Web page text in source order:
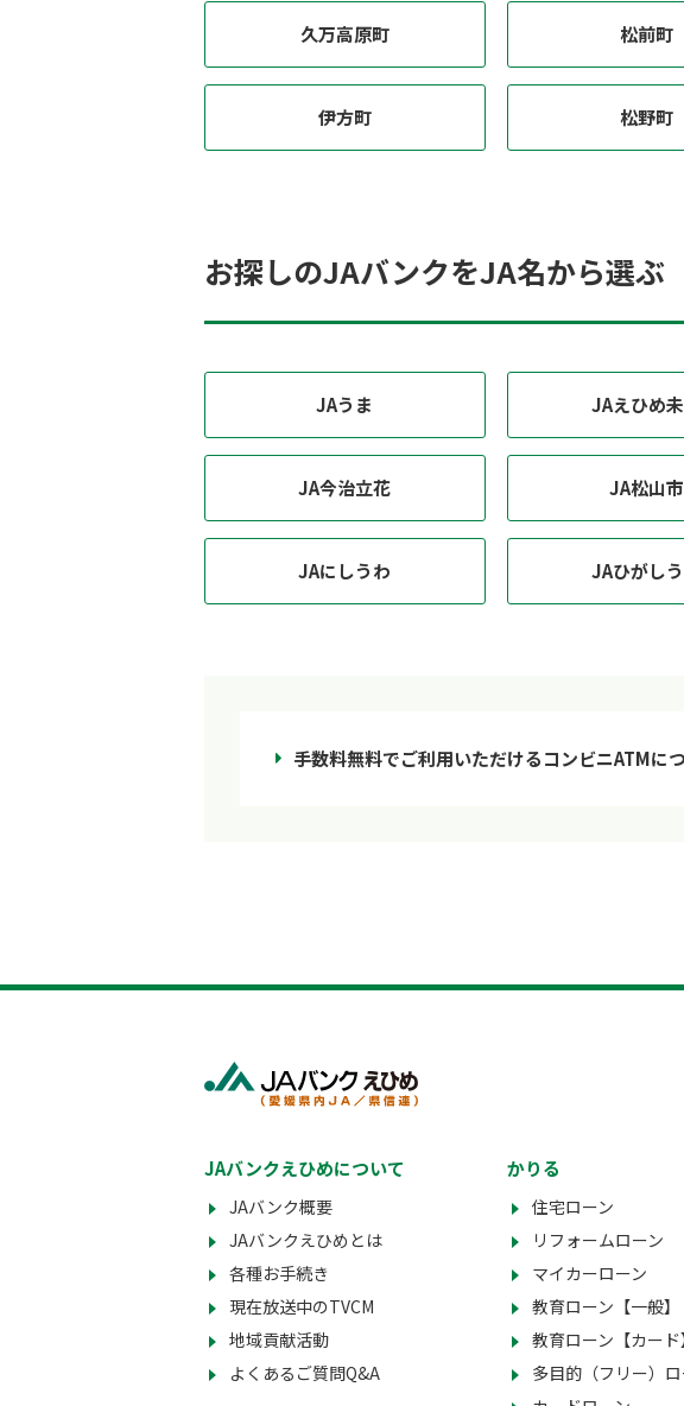
久万高原町 松前町
伊方町 松野町
お探しのJAバンクをJA名から選ぶ
JAうま JAえひめ
JA今治立花 JA松山市
JAにしうわ JAひがし
手数料無料でご利用いただけるコンビニATMに
JAバンクえひめについて
JAバンク概要
JAバンクえひめとは
各種お手続き
現在放送中のTVCM
地域貢献活動
よくあるご質問Q&A
かりる
住宅ローン
リフォームローン
マイカーローン
教育ローン【一般】
教育ローン【カード
多目的（フリー）